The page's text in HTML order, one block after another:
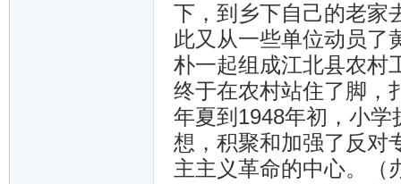
下，到乡下自己的老家
此又从一些单位动员了
朴一起组成江北县农村
终于在农村站住了脚，
年夏到1948年初，小
想，积聚和加强了反对
主主义革命的中心。